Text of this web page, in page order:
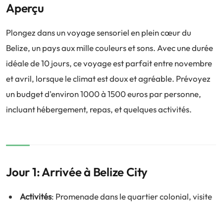
Aperçu
Plongez dans un voyage sensoriel en plein cœur du
Belize, un pays aux mille couleurs et sons. Avec une durée
idéale de 10 jours, ce voyage est parfait entre novembre
et avril, lorsque le climat est doux et agréable. Prévoyez
un budget d'environ 1000 à 1500 euros par personne,
incluant hébergement, repas, et quelques activités.
Jour 1: Arrivée à Belize City
Activités: Promenade dans le quartier colonial, visite